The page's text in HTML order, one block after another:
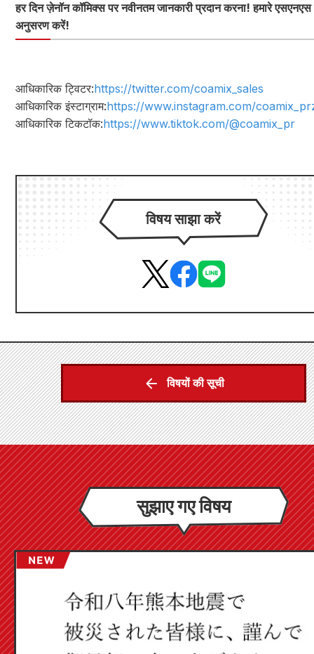
हर दिन ज़ेनॉन कॉमिक्स पर नवीनतम जानकारी प्रदान करना! हमारे एसएनएस
अनुसरण करें!
आधिकारिक ट्विटर:https://twitter.com/coamix_sales
आधिकारिक इंस्टाग्राम:https://www.instagram.com/
आधिकारिक टिकटॉक:https://www.tiktok.com/@coamix_pr
विषय साझा करें
विषयों की सूची
सुझाए गए विषय